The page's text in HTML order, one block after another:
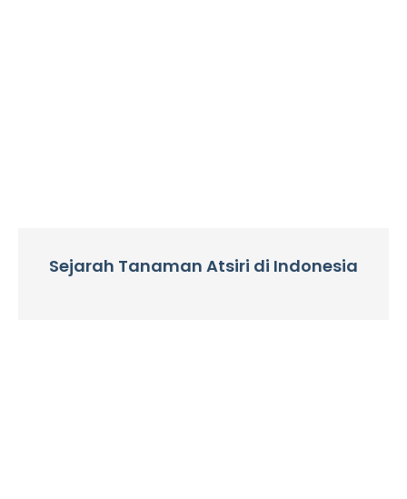
Sejarah Tanaman Atsiri di Indonesia